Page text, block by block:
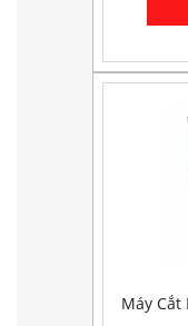
Máy Cắt